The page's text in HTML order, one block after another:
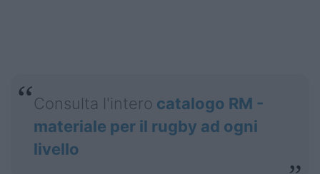
Consulta l'intero catalogo RM -
materiale per il rugby ad ogni
livello